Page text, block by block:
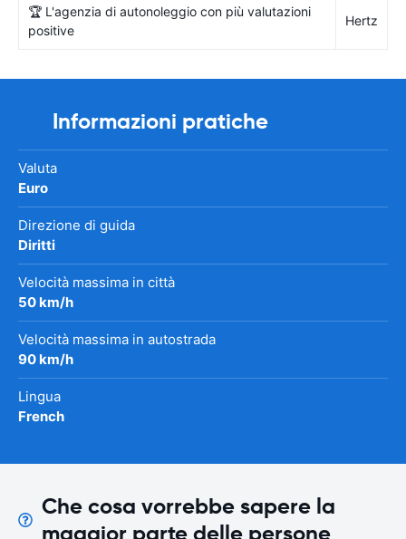
🏆 L'agenzia di autonoleggio con più valutazioni
positive
Hertz
Informazioni pratiche
Valuta
Euro
Direzione di guida
Diritti
Velocità massima in città
50 km/h
Velocità massima in autostrada
90 km/h
Lingua
French
Che cosa vorrebbe sapere la
maggior parte delle persone